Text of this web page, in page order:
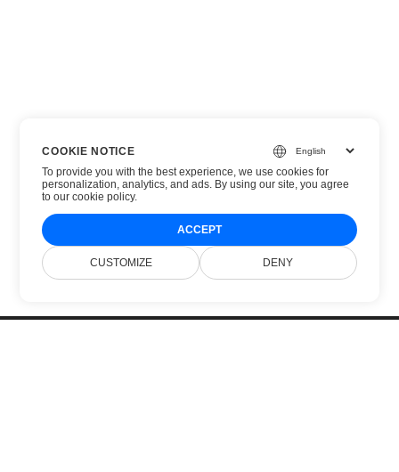
COOKIE NOTICE
To provide you with the best experience, we use cookies for
personalization, analytics, and ads. By using our site, you agree
toour cookie policy.
ACCEPT
CUSTOMIZE DENY